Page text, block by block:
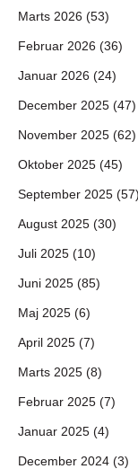
Marts 2026 (53)
Februar 2026 (36)
Januar 2026 (24)
December 2025 (47)
November 2025 (62)
Oktober 2025 (45)
September 2025 (57)
August 2025 (30)
Juli 2025 (10)
Juni 2025 (85)
Maj 2025 (6)
April 2025 (7)
Marts 2025 (8)
Februar 2025 (7)
Januar 2025 (4)
December 2024 (3)